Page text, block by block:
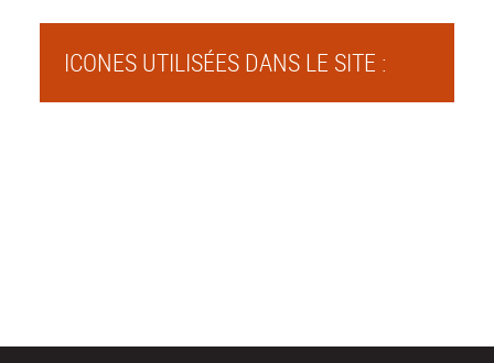
ICONES UTILISÉES DANS LE SITE :